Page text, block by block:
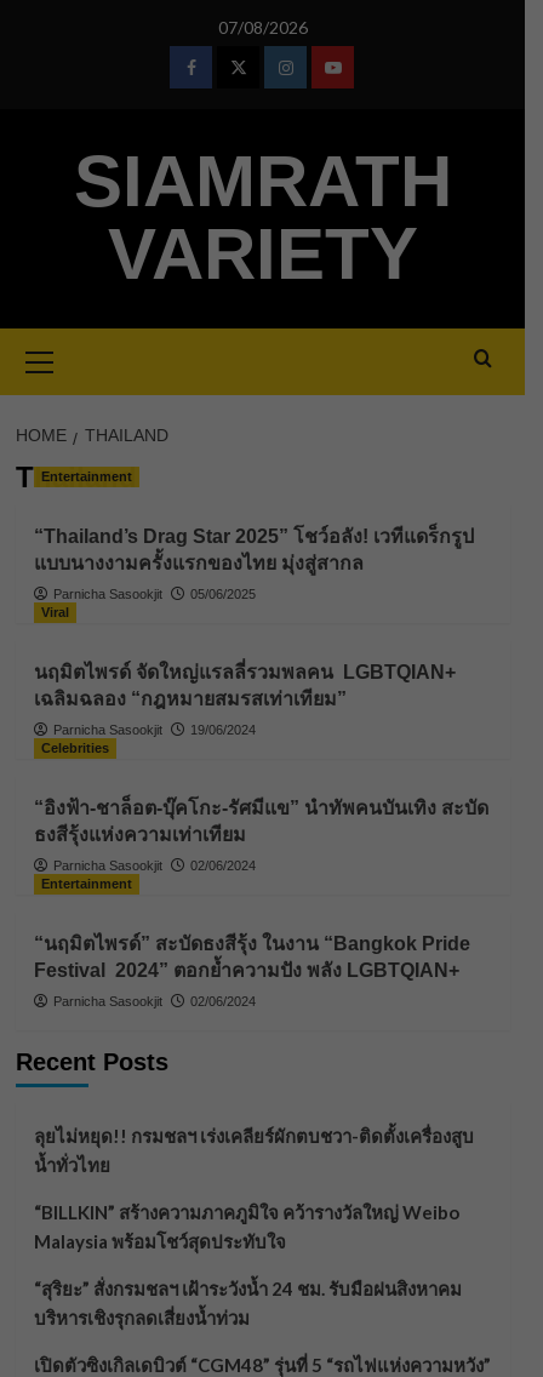
07/08/2026
FacebookTwitterInstagramYoutube
SIAMRATH
VARIETY
Menu
HOME THAILAND
Thailand
Entertainment
“Thailand’s Drag Star 2025” โชว์อลัง! เวทีแดร็กรูป
แบบนางงามครั้งแรกของไทย มุ่งสู่สากล
Parnicha Sasookjit
05/06/2025
Viral
นฤมิตไพรด์ จัดใหญ่แรลลี่รวมพลคน LGBTQIAN+
เฉลิมฉลอง “กฎหมายสมรสเท่าเทียม”
Parnicha Sasookjit
19/06/2024
Celebrities
“อิงฟ้า-ชาล็อต-บุ๊คโกะ-รัศมีแข” นำทัพคนบันเทิง สะบัด
ธงสีรุ้งแห่งความเท่าเทียม
Parnicha Sasookjit
02/06/2024
Entertainment
“นฤมิตไพรด์” สะบัดธงสีรุ้ง ในงาน “Bangkok Pride
Festival 2024” ตอกย้ำความปัง พลัง LGBTQIAN+
Parnicha Sasookjit 02/06/2024
Recent Posts
ลุยไม่หยุด!! กรมชลฯ เร่งเคลียร์ผักตบชวา-ติดตั้งเครื่องสูบ
น้ำทั่วไทย
“BILLKIN” สร้างความภาคภูมิใจ คว้ารางวัลใหญ่ Weibo
Malaysia พร้อมโชว์สุดประทับใจ
“สุริยะ” สั่งกรมชลฯ เฝ้าระวังน้ำ 24 ชม. รับมือฝนสิงหาคม
บริหารเชิงรุกลดเสี่ยงน้ำท่วม
เปิดตัวซิงเกิลเดบิวต์ “CGM48” รุ่นที่ 5 “รถไฟแห่งความหวัง”